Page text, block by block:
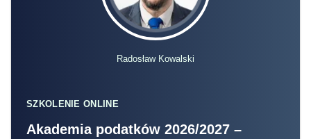
Radosław Kowalski
SZKOLENIE ONLINE
Akademia podatków 2026/2027 –